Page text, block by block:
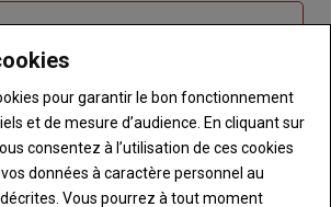
UN COMPTE
votre formule et créez votre
accéder à tout {nom-site}.
Créez un compte
pour garantir le bon fonctionnement
et de mesure d’audience. En cliquant sur
consentez à l’utilisation de ces cookies
données à caractère personnel au
Vous pourrez à tout moment